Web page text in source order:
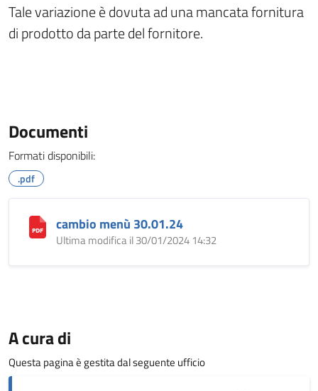
Tale variazione è dovuta ad una mancata fornitura
di prodotto da parte del fornitore.
Documenti
Formati disponibili:
.pdf
cambio menù 30.01.24
Ultima modifica il 30/01/2024 14:32
A cura di
Questa pagina è gestita dal seguente ufficio